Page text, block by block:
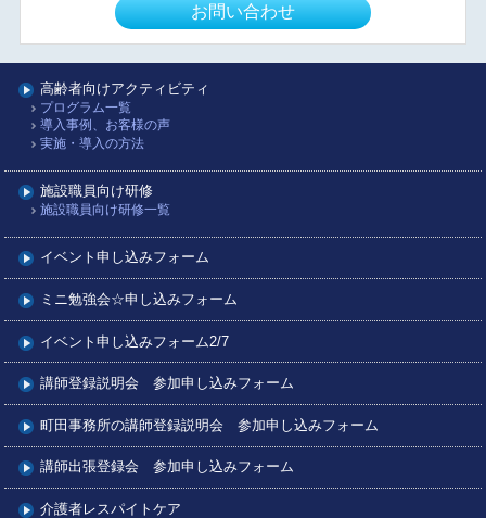
お問い合わせ
高齢者向けアクティビティ
プログラム一覧
導入事例、お客様の声
実施・導入の方法
施設職員向け研修
施設職員向け研修一覧
イベント申し込みフォーム
ミニ勉強会☆申し込みフォーム
イベント申し込みフォーム2/7
講師登録説明会 参加申し込みフォーム
町田事務所の講師登録説明会 参加申し込みフォーム
講師出張登録会 参加申し込みフォーム
介護者レスパイトケア